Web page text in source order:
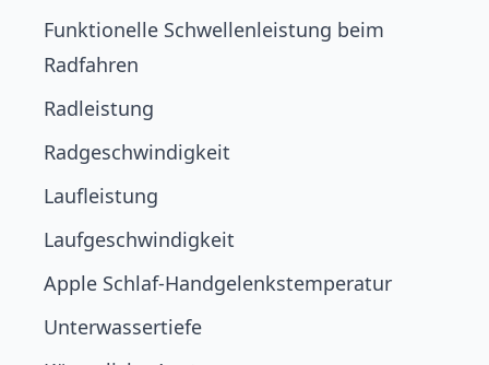
Funktionelle Schwellenleistung beim
Radfahren
Radleistung
Radgeschwindigkeit
Laufleistung
Laufgeschwindigkeit
Apple Schlaf-Handgelenkstemperatur
Unterwassertiefe